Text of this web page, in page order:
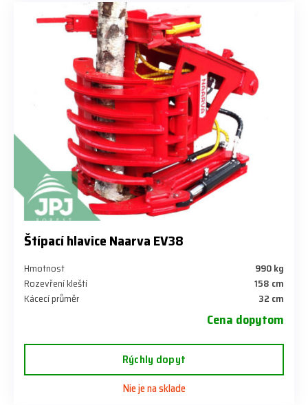
Štípací hlavice Naarva EV38
Hmotnost
990 kg
Rozevření kleští
158 cm
Kácecí průměr
32 cm
Cena dopytom
Rýchly dopyt
Nie je na sklade